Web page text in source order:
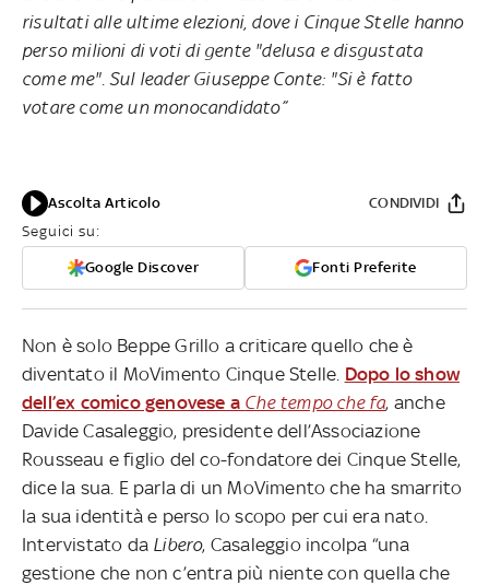
risultati alle ultime elezioni, dove i Cinque Stelle hanno
perso milioni di voti di gente "delusa e disgustata
come me". Sul leader Giuseppe Conte: "Si è fatto
votare come un monocandidato”
Ascolta Articolo
Seguici su:
Google Discover Fonti Preferite
CONDIVIDI
Non è solo Beppe Grillo a criticare quello che è
diventato il MoVimento Cinque Stelle. Dopo lo show
dell’ex comico genovese a Che tempo che fa, anche
Davide Casaleggio, presidente dell’Associazione
Rousseau e figlio del co-fondatore dei Cinque Stelle,
dice la sua. E parla di un MoVimento che ha smarrito
la sua identità e perso lo scopo per cui era nato.
Intervistato da Libero, Casaleggio incolpa “una
gestione che non c’entra più niente con quella che